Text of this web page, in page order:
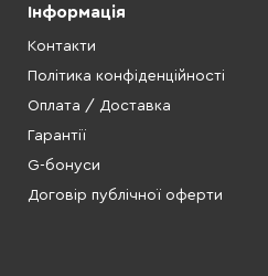
Інформація
Контакти
Політика конфіденційності
Оплата / Доставка
Гарантії
G-бонуси
Договір публічної оферти